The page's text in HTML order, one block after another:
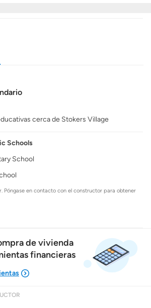
cerca de Stokers Village
Schools
School
Póngase en contacto con el constructor para obtener
de vivienda
financieras